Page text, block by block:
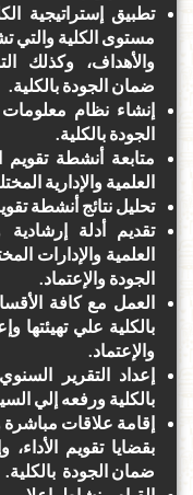
تطبيق إستراتيجية
مستوى الكلية والتي
والأهداف، وكذلك
ضمان الجودة بالكلية.
إنشاء نظام معلومات
الجودة بالكلية.
متابعة أنشطة تقويم
العلمية والإدارية
تحليل نتائج أنشطة
تقديم أدلة
العلمية والإدارات
الجودة والإعتماد.
العمل مع كافة
بالكلية علي تهيئتها
والإعتماد.
إعداد التقرير
بالكلية ورفعه إلي
إقامة علاقات مباشرة
بقضايا تقويم
ضمان الجودة بالكلية.